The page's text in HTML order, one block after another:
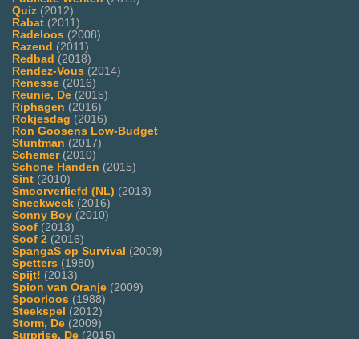
Quiz (2012)
Rabat (2011)
Radeloos (2008)
Razend (2011)
Redbad (2018)
Rendez-Vous (2014)
Renesse (2016)
Reunie, De (2015)
Riphagen (2016)
Rokjesdag (2016)
Ron Goosens Low-Budget
Stuntman (2017)
Schemer(2010)
Schone Handen (2015)
Sint (2010)
Smoorverliefd (NL) (2013)
Sneekweek (2016)
Sonny Boy (2010)
Soof (2013)
Soof 2 (2016)
SpangaS op Survival (2009)
Spetters (1980)
Spijt! (2013)
Spion van Oranje (2009)
Spoorloos (1988)
Steekspel (2012)
Storm, De (2009)
Surprise, De (2015)